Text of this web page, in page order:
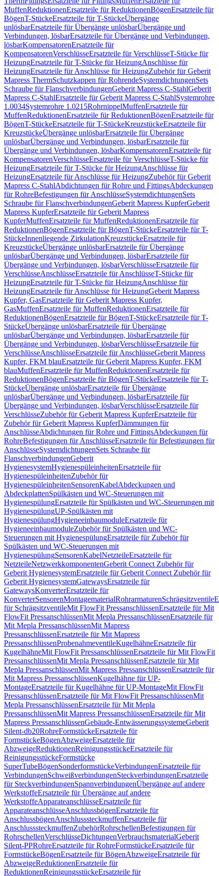
MuffenReduktionenErsatzteile für ReduktionenBögenErsatzteile für
BögenT-StückeErsatzteile für T-StückeÜbergänge
unlösbarErsatzteile für Übergänge unlösbarÜbergänge und
Verbindungen, lösbarErsatzteile für Übergänge und Verbindungen,
lösbarKompensatorenErsatzteile für
KompensatorenVerschlüsseErsatzteile für VerschlüsseT-Stücke für
HeizungErsatzteile für T-Stücke für HeizungAnschlüsse für
HeizungErsatzteile für Anschlüsse für HeizungZubehör für Geberit
Mapress ThermSchutzkappen für RohrendeSystemdichtungenSets
Schraube für FlanschverbindungenGeberit Mapress C-StahlGeberit
Mapress C-StahlErsatzteile für Geberit Mapress C-StahlSystemrohre
1.0034Systemrohre 1.0215RohrnippelMuffenErsatzteile für
MuffenReduktionenErsatzteile für ReduktionenBögenErsatzteile für
BögenT-StückeErsatzteile für T-StückeKreuzstückeErsatzteile für
KreuzstückeÜbergänge unlösbarErsatzteile für Übergänge
unlösbarÜbergänge und Verbindungen, lösbarErsatzteile für
Übergänge und Verbindungen, lösbarKompensatorenErsatzteile für
KompensatorenVerschlüsseErsatzteile für VerschlüsseT-Stücke für
HeizungErsatzteile für T-Stücke für HeizungAnschlüsse für
HeizungErsatzteile für Anschlüsse für HeizungZubehör für Geberit
Mapress C-StahlAbdichtungen für Rohre und FittingsAbdeckungen
für RohreBefestigungen für AnschlüsseSystemdichtungenSets
Schraube für FlanschverbindungenGeberit Mapress KupferGeberit
Mapress KupferErsatzteile für Geberit Mapress
KupferMuffenErsatzteile für MuffenReduktionenErsatzteile für
ReduktionenBögenErsatzteile für BögenT-StückeErsatzteile für T-
StückeInnenliegende ZirkulationKreuzstückeErsatzteile für
KreuzstückeÜbergänge unlösbarErsatzteile für Übergänge
unlösbarÜbergänge und Verbindungen, lösbarErsatzteile für
Übergänge und Verbindungen, lösbarVerschlüsseErsatzteile für
VerschlüsseAnschlüsseErsatzteile für AnschlüsseT-Stücke für
HeizungErsatzteile für T-Stücke für HeizungAnschlüsse für
HeizungErsatzteile für Anschlüsse für HeizungGeberit Mapress
Kupfer, GasErsatzteile für Geberit Mapress Kupfer,
GasMuffenErsatzteile für MuffenReduktionenErsatzteile für
ReduktionenBögenErsatzteile für BögenT-StückeErsatzteile für T-
StückeÜbergänge unlösbarErsatzteile für Übergänge
unlösbarÜbergänge und Verbindungen, lösbarErsatzteile für
Übergänge und Verbindungen, lösbarVerschlüsseErsatzteile für
VerschlüsseAnschlüsseErsatzteile für AnschlüsseGeberit Mapress
Kupfer, FKM blauErsatzteile für Geberit Mapress Kupfer, FKM
blauMuffenErsatzteile für MuffenReduktionenErsatzteile für
ReduktionenBögenErsatzteile für BögenT-StückeErsatzteile für T-
StückeÜbergänge unlösbarErsatzteile für Übergänge
unlösbarÜbergänge und Verbindungen, lösbarErsatzteile für
Übergänge und Verbindungen, lösbarVerschlüsseErsatzteile für
VerschlüsseZubehör für Geberit Mapress KupferErsatzteile für
Zubehör für Geberit Mapress KupferDämmungen für
AnschlüsseAbdichtungen für Rohre und FittingsAbdeckungen für
RohreBefestigungen für AnschlüsseErsatzteile für Befestigungen für
AnschlüsseSystemdichtungenSets Schraube für
FlanschverbindungenGeberit
HygienesystemHygienespüleinheitenErsatzteile für
HygienespüleinheitenZubehör für
HygienespüleinheitenSensorenKabelAbdeckungen und
AbdeckplattenSpülkästen und WC-Steuerungen mit
HygienespülungErsatzteile für Spülkästen und WC-Steuerungen mit
HygienespülungUP-Spülkästen mit
HygienespülungHygieneeinbaumoduleErsatzteile für
HygieneeinbaumoduleZubehör für Spülkästen und WC-
Steuerungen mit HygienespülungErsatzteile für Zubehör für
Spülkästen und WC-Steuerungen mit
HygienespülungSensorenKabelNetzteileErsatzteile für
NetzteileNetzwerkkomponentenGeberit Connect Zubehör für
Geberit HygienesystemErsatzteile für Geberit Connect Zubehör für
Geberit HygienesystemGatewaysErsatzteile für
GatewaysKonverterErsatzteile für
KonverterSensorenMontagematerialRohrarmaturenSchrägsitzventile
für SchrägsitzventileMit FlowFit PressanschlüssenErsatzteile für Mit
FlowFit PressanschlüssenMit Mepla PressanschlüssenErsatzteile für
Mit Mepla PressanschlüssenMit Mapress
PressanschlüssenErsatzteile für Mit Mapress
PressanschlüssenProbenahmeventileKugelhähneErsatzteile für
KugelhähneMit FlowFit PressanschlüssenErsatzteile für Mit FlowFit
PressanschlüssenMit Mepla PressanschlüssenErsatzteile für Mit
Mepla PressanschlüssenMit Mapress PressanschlüssenErsatzteile für
Mit Mapress PressanschlüssenKugelhähne für UP-
MontageErsatzteile für Kugelhähne für UP-MontageMit FlowFit
PressanschlüssenErsatzteile für Mit FlowFit PressanschlüssenMit
Mepla PressanschlüssenErsatzteile für Mit Mepla
PressanschlüssenMit Mapress PressanschlüssenErsatzteile für Mit
Mapress PressanschlüssenGebäude-EntwässerungssystemeGeberit
Silent-db20RohreFormstückeErsatzteile für
FormstückeBögenAbzweigeErsatzteile für
AbzweigeReduktionenReinigungsstückeErsatzteile für
ReinigungsstückeFormstücke
SuperTubeBögenSonderformstückeVerbindungenErsatzteile für
VerbindungenSchweißverbindungenSteckverbindungenErsatzteile
für SteckverbindungenSpannverbindungenÜbergänge auf andere
WerkstoffeErsatzteile für Übergänge auf andere
WerkstoffeApparateanschlüsseErsatzteile für
ApparateanschlüsseAnschlussbögenErsatzteile für
AnschlussbögenAnschlusssteckmuffenErsatzteile für
AnschlusssteckmuffenZubehörRohrschellenBefestigungen für
RohrschellenVerschlüsseDichtungenVerbrauchsmaterialGeberit
Silent-PPRohreErsatzteile für RohreFormstückeErsatzteile für
FormstückeBögenErsatzteile für BögenAbzweigeErsatzteile für
AbzweigeReduktionenErsatzteile für
ReduktionenReinigungsstückeErsatzteile für